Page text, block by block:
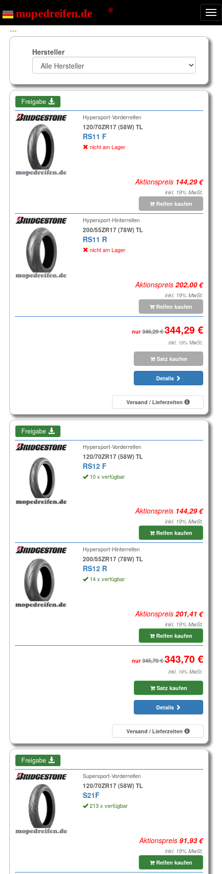
---
Hersteller
Freigabe
Hypersport-Vorderreifen
120/70ZR17 (58W) TL
RS11 F
nicht am Lager
Aktionspreis
inkl. 19% MwSt.
Reifen kaufen
Hypersport-Hinterreifen
200/55ZR17 (78W) TL
RS11 R
nicht am Lager
Aktionspreis
inkl. 19% MwSt.
Reifen kaufen
nur
inkl. 19% MwSt.
Satz kaufen
Details
Versand / Lieferzeiten
Freigabe
Hypersport-Vorderreifen
120/70ZR17 (58W) TL
RS12 F
10 x verfügbar
Aktionspreis
inkl. 19% MwSt.
Reifen kaufen
Hypersport-Hinterreifen
200/55ZR17 (78W) TL
RS12 R
14 x verfügbar
Aktionspreis
inkl. 19% MwSt.
Reifen kaufen
nur
inkl. 19% MwSt.
Satz kaufen
Details
Versand / Lieferzeiten
Freigabe
Supersport-Vorderreifen
120/70ZR17 (58W) TL
S21F
213 x verfügbar
Aktionspreis
inkl. 19% MwSt.
Reifen kaufen